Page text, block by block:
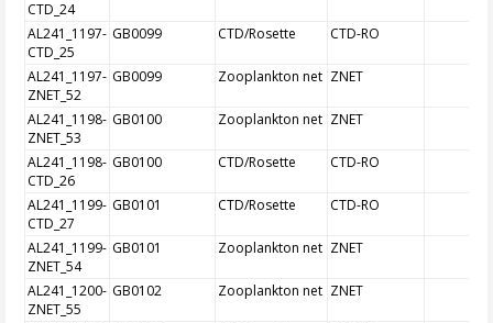
CTD_24
AL241_1197-
CTD_25
GB0099 CTD/Rosette CTD-RO
AL241_1197-
ZNET_52
GB0099 Zooplankton net ZNET
AL241_1198-
ZNET_53
GB0100 Zooplankton net ZNET
AL241_1198-
CTD_26
GB0100 CTD/Rosette CTD-RO
AL241_1199-
CTD_27
GB0101 CTD/Rosette CTD-RO
AL241_1199-
ZNET_54
GB0101 Zooplankton net ZNET
AL241_1200-
ZNET_55
GB0102 Zooplankton net ZNET